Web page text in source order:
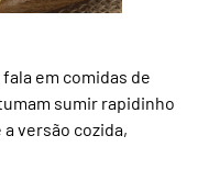
em comidas de
sumir rapidinho
versão cozida,